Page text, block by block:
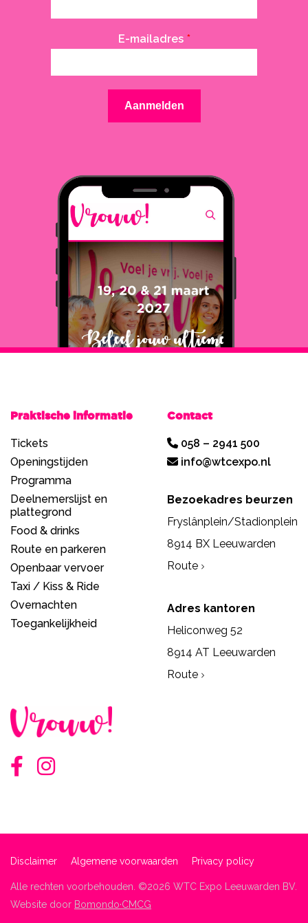
E-mailadres*
Praktische informatie
Tickets
Openingstijden
Programma
Deelnemerslijst en
plattegrond
Food & drinks
Route en parkeren
Openbaar vervoer
Taxi / Kiss & Ride
Overnachten
Toegankelijkheid
Contact
058 – 2941 500
info@wtcexpo.nl
Bezoekadres beurzen
Fryslânplein/Stadionplein
8914 BX Leeuwarden
Route
Adres kantoren
Heliconweg 52
8914 AT Leeuwarden
Route
Disclaimer Algemene voorwaarden Privacy policy
Alle rechten voorbehouden. ©2026 WTC Expo Leeuwarden BV.
Website door Bomondo·CMCG